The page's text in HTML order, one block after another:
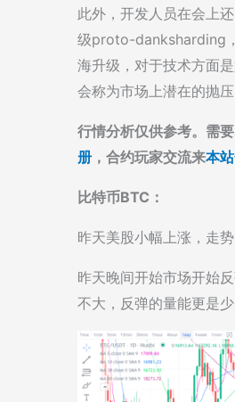
此外，开发人员在会上
级proto-danksharding
海升级，对于技术方面
会称为市场上潜在的抛
行情分析仅供参考。需
册 ，合约玩家交流来本
比特币BTC：
昨天美股小幅上涨，走势
昨天晚间开始市场开始
不大，反弹的量能更是